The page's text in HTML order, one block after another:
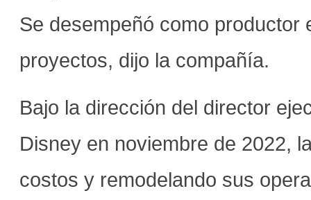
Se desempeñó como productor
proyectos, dijo la compañía.
Bajo la dirección del director
Disney en noviembre de 2022,
costos y remodelando sus